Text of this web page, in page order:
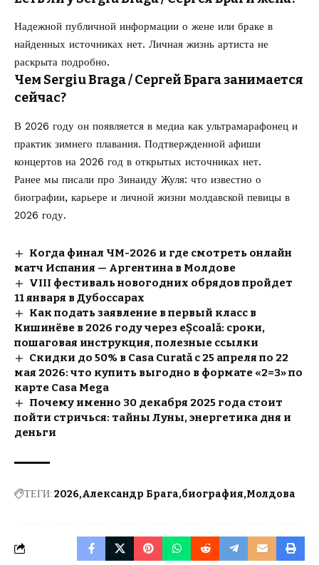
Надежной публичной информации о жене или браке в
найденных источниках нет. Личная жизнь артиста не
раскрыта подробно.
Чем Sergiu Braga / Сергей Брага занимается
сейчас?
В 2026 году он появляется в медиа как ультрамарафонец и
практик зимнего плавания. Подтвержденной афиши
концертов на 2026 год в открытых источниках нет.
Ранее мы писали про Зинаиду Жуля: что известно о
биографии, карьере и личной жизни молдавской певицы в
2026 году.
Когда финал ЧМ-2026 и где смотреть онлайн
матч Испания — Аргентина в Молдове
VIII фестиваль новогодних обрядов пройдет
11 января в Дубоссарах
Как подать заявление в первый класс в
Кишинёве в 2026 году через eȘcoală: сроки,
пошаговая инструкция, полезные ссылки
Скидки до 50% в Casa Curată с 25 апреля по 22
мая 2026: что купить выгодно в формате «2=3» по
карте Casa Mega
Почему именно 30 декабря 2025 года стоит
пойти стричься: тайны Луны, энергетика дня и
деньги
ТЕГИ:2026 Александр Брага биография Молдова